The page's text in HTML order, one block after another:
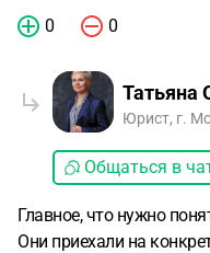
0 0
Татьяна
Юрист, г.
Общаться в
Главное, что нужно
Они приехали на